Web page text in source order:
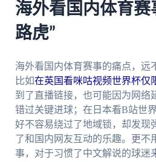
海外看国内体育赛
路虎”
海外看国内体育赛事的痛点，远
比如在英国看咪咕视频世界杯仅
到了直播链接，也可能因为网络
错过关键进球；在日本看B站世
好不容易绕过了地域锁，却发现
了和国内网友互动的乐趣。更不
事，对于习惯了中文解说的球迷